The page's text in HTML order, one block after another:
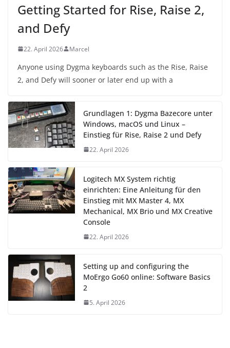
Getting Started for Rise, Raise 2,
and Defy
22. April 2026 Marcel
Anyone using Dygma keyboards such as the Rise, Raise
2, and Defy will sooner or later end up with a
Grundlagen 1: Dygma Bazecore unter
Windows, macOS und Linux –
Einstieg für Rise, Raise 2 und Defy
22. April 2026
Logitech MX System richtig
einrichten: Eine Anleitung für den
Einstieg mit MX Master 4, MX
Mechanical, MX Brio und MX Creative
Console
22. April 2026
Setting up and configuring the
MoErgo Go60 online: Software Basics
2
5. April 2026